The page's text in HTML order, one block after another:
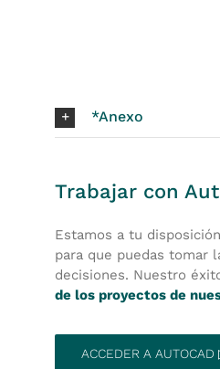
*Anexo
Trabajar con
Estamos a tu
para que puedas tomar
decisiones. Nuestro
de los proyectos de
ACCEDER A